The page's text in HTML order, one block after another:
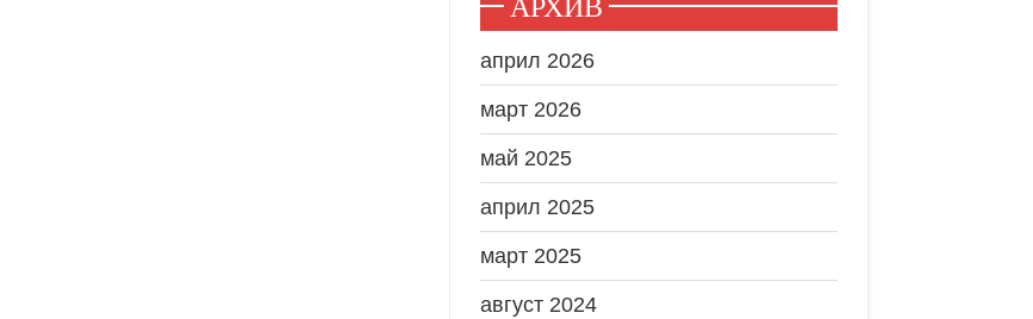
АРХИВ
април 2026
март 2026
май 2025
април 2025
март 2025
август 2024